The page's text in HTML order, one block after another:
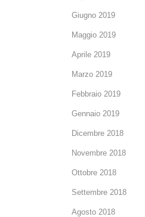
Giugno 2019
Maggio 2019
Aprile 2019
Marzo 2019
Febbraio 2019
Gennaio 2019
Dicembre 2018
Novembre 2018
Ottobre 2018
Settembre 2018
Agosto 2018